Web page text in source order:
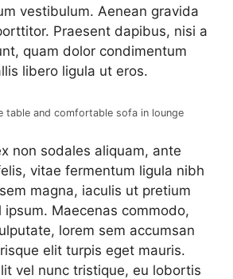
vestibulum. Aenean gravida
Praesent dapibus, nisi a
quam dolor condimentum
libero ligula ut eros.
table and comfortable sofa in lounge
non sodales aliquam, ante
vitae fermentum ligula nibh
magna, iaculis ut pretium
Maecenas commodo,
lorem sem accumsan
elit turpis eget mauris.
vel nunc tristique, eu lobortis